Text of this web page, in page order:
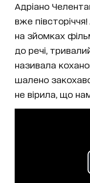
Адріано
вже
на зйомках
до речі,
називала
шалено
не вірила, що